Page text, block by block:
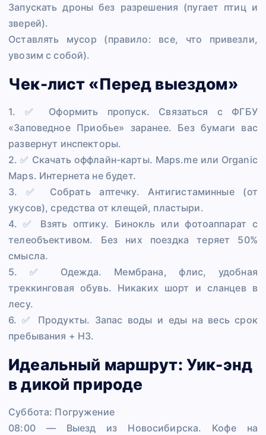
Запускать дроны без разрешения (пугает птиц и
зверей).
Оставлять мусор (правило: все, что привезли,
увозим с собой).
Чек-лист «Перед выездом»
1. ✅ Оформить пропуск. Связаться с ФГБУ
«Заповедное Приобье» заранее. Без бумаги вас
развернут инспекторы.
2. ✅ Скачать оффлайн-карты. Maps.me или Organic
Maps. Интернета не будет.
3. ✅ Собрать аптечку. Антигистаминные (от
укусов), средства от клещей, пластыри.
4. ✅ Взять оптику. Бинокль или фотоаппарат с
телеобъективом. Без них поездка теряет 50%
смысла.
5. ✅ Одежда. Мембрана, флис, удобная
треккинговая обувь. Никаких шорт и сланцев в
лесу.
6. ✅ Продукты. Запас воды и еды на весь срок
пребывания + НЗ.
Идеальный маршрут: Уик-энд
в дикой природе
Суббота: Погружение
08:00 — Выезд из Новосибирска. Кофе на